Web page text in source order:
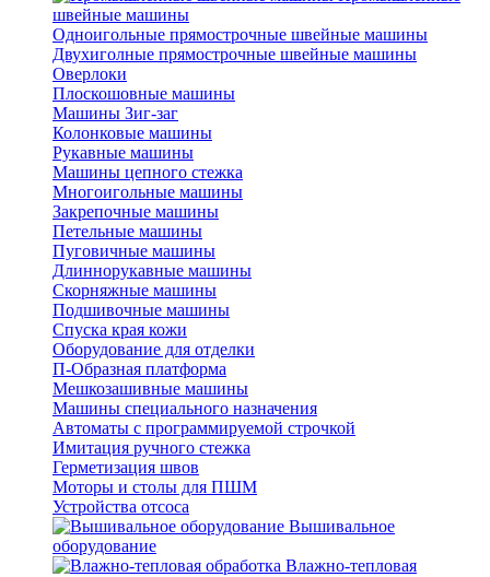
швейные машины
Одноигольные прямострочные швейные машины
Двухиголные прямострочные швейные машины
Оверлоки
Плоскошовные машины
Машины Зиг-заг
Колонковые машины
Рукавные машины
Машины цепного стежка
Многоигольные машины
Закрепочные машины
Петельные машины
Пуговичные машины
Длиннорукавные машины
Скорняжные машины
Подшивочные машины
Спуска края кожи
Оборудование для отделки
П-Образная платформа
Мешкозашивные машины
Машины специального назначения
Автоматы с программируемой строчкой
Имитация ручного стежка
Герметизация швов
Моторы и столы для ПШМ
Устройства отсоса
Вышивальное
оборудование
Влажно-тепловая